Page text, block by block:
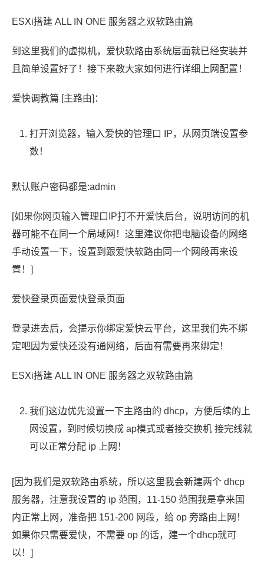
ESXi搭建 ALL IN ONE 服务器之双软路由篇
到这里我们的虚拟机，爱快软路由系统层面就已经安装并
且简单设置好了！接下来教大家如何进行详细上网配置！
爱快调教篇 [主路由]：
打开浏览器，输入爱快的管理口 IP，从网页端设置参
数！
默认账户密码都是:admin
[如果你网页输入管理口IP打不开爱快后台，说明访问的机
器可能不在同一个局域网！这里建议你把电脑设备的网络
手动设置一下，设置到跟爱快软路由同一个网段再来设
置！]
爱快登录页面爱快登录页面
登录进去后，会提示你绑定爱快云平台，这里我们先不绑
定吧因为爱快还没有通网络，后面有需要再来绑定！
ESXi搭建 ALL IN ONE 服务器之双软路由篇
我们这边优先设置一下主路由的 dhcp，方便后续的上
网设置，到时候切换成 ap模式或者接交换机 接完线就
可以正常分配 ip 上网！
[因为我们是双软路由系统，所以这里我会新建两个 dhcp
服务器，注意我设置的 ip 范围，11-150 范围我是拿来国
内正常上网，准备把 151-200 网段，给 op 旁路由上网！
如果你只需要爱快，不需要 op 的话，建一个dhcp就可
以！]